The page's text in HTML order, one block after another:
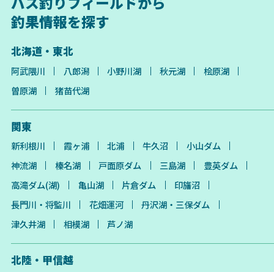
釣果情報を探す
北海道・東北
阿武隈川 八郎潟 小野川湖 秋元湖
桧原湖
曽原湖
猪苗代湖
関東
新利根川 霞ヶ浦 北浦 牛久沼
小山ダム
神流湖
榛名湖 戸面原ダム 三島湖
豊英ダム
高滝ダム(湖)
亀山湖 片倉ダム
印旛沼
長門川・将監川
花畑運河
丹沢湖・三保ダム
津久井湖
相模湖 芦ノ湖
北陸・甲信越